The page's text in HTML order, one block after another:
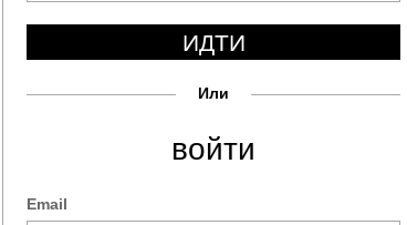
ИДТИ
Или
войти
Email
ОТПРАВИТЬ